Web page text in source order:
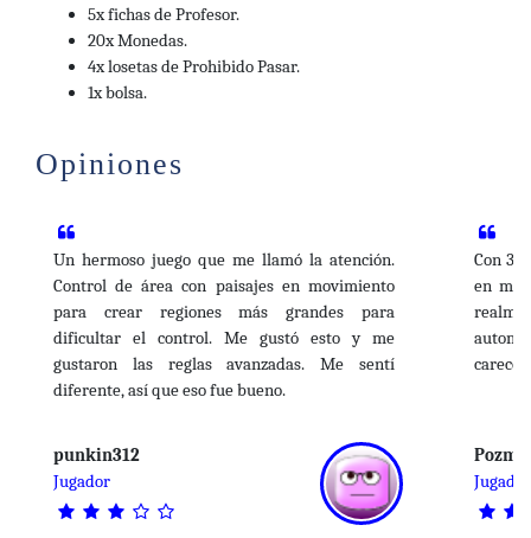
Con tres modos de juego diferentes, incluyendo el
juego en equipo, Eriantys siempre ofrece partidas
diferentes e interesantes. Además, si juegas con la
habilidadesde los
diversión y la belleza del desafío.
—descripción del editor
5x fichas de Profesor.
20x Monedas.
4x losetas de Prohibido Pasar.
1x bolsa.
Opiniones
Un hermoso juego que me llamó la atención.
Control de área con paisajes en movimiento
para crear regiones más grandes para
dificultar el control. Me gustó esto y me
gustaron las reglas avanzadas. Me sentí
diferente, así que eso fue bueno.
punkin312
Jugador
Con 3
en mi
Jugador